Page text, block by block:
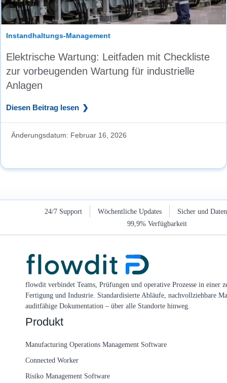
Instandhaltungs-Management
Elektrische Wartung: Leitfaden mit Checkliste
zur vorbeugenden Wartung für industrielle
Anlagen
Diesen Beitrag lesen
Änderungsdatum: Februar 16, 2026
24/7 Support Wöchentliche Updates
Sicher und
99,9% Verfügbarkeit
flowdit verbindet Teams, Prüfungen und operative Prozesse in einer
Fertigung und Industrie. Standardisierte Abläufe, nachvollziehbare
auditfähige Dokumentation – über alle Standorte hinweg.
Produkt
Manufacturing Operations Management Software
Connected Worker
Risiko Management Software